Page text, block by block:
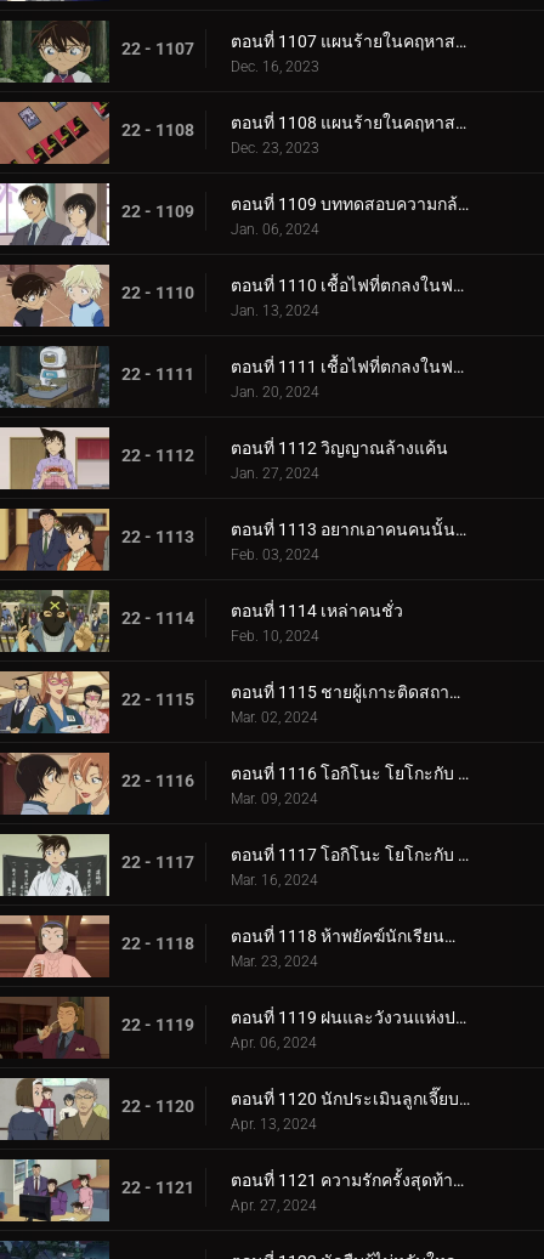
22 - 1107 ตอนที่ 1107 แผนร้ายในคฤหาสน์โมริคาวะ (ภาคแรก)
Dec. 16, 2023
22 - 1108 ตอนที่ 1108 แผนร้ายในคฤหาสน์โมริคาวะ (ภาคจบ)
Dec. 23, 2023
22 - 1109 ตอนที่ 1109 บททดสอบความกล้าของขบวนการนักสืบเยาวชน
Jan. 06, 2024
22 - 1110 ตอนที่ 1110 เชื้อไฟที่ตกลงในฟาร์ม (ภาคแรก)
Jan. 13, 2024
22 - 1111 ตอนที่ 1111 เชื้อไฟที่ตกลงในฟาร์ม (ภาคจบ)
Jan. 20, 2024
22 - 1112 ตอนที่ 1112 วิญญาณล้างแค้น
Jan. 27, 2024
22 - 1113 ตอนที่ 1113 อยากเอาคนคนนั้นกลับมา
Feb. 03, 2024
22 - 1114 ตอนที่ 1114 เหล่าคนชั่ว
Feb. 10, 2024
22 - 1115 ตอนที่ 1115 ชายผู้เกาะติดสถานีตำรวจ
Mar. 02, 2024
22 - 1116 ตอนที่ 1116 โอกิโนะ โยโกะกับ ห้องปิดตายใต้หลังคา (ภาคแรก)
Mar. 09, 2024
22 - 1117 ตอนที่ 1117 โอกิโนะ โยโกะกับ ห้องปิดตายใต้หลังคา (ภาคจบ)
Mar. 16, 2024
22 - 1118 ตอนที่ 1118 ห้าพยัคฆ์นักเรียนตำรวจ Wild Police Story CASE.โมโรฟุชิ ฮิโรมิทสึ
Mar. 23, 2024
22 - 1119 ตอนที่ 1119 ฝนและวังวนแห่งประสงค์ร้าย
Apr. 06, 2024
22 - 1120 ตอนที่ 1120 นักประเมินลูกเจี๊ยบที่ถูกหมายหัว
Apr. 13, 2024
22 - 1121 ตอนที่ 1121 ความรักครั้งสุดท้ายของคุณนายช่างฝัน
Apr. 27, 2024